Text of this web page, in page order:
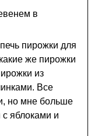
пирожки для
же пирожки
из
Все
но мне больше
с яблоками и